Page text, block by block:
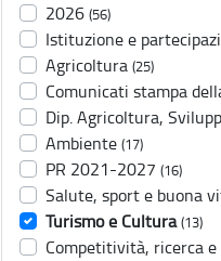
2026 (56)
Istituzione e
Agricoltura (25)
Comunicati stampa
Dip. Agricoltura,
Ambiente (17)
PR 2021-2027 (16)
Salute, sport e buona
Turismo e Cultura (13)
Competitività, ricerca